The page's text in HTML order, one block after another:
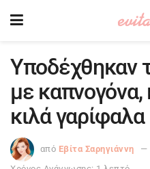
Υποδέχθηκαν
με
κιλά γαρίφαλα
από Εβίτα Σαρηγιάννη